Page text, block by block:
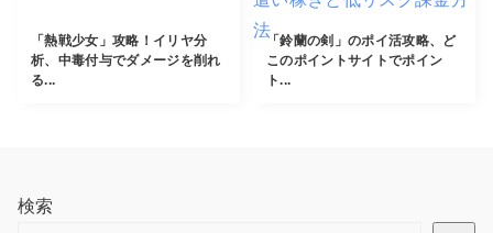
「熱戦少女」攻略！イリヤ分
析、中毒付与でダメージを削れ
る...
「鈴蘭の剣」のポイ活攻略、ど
このポイントサイトでポイン
ト...
検索